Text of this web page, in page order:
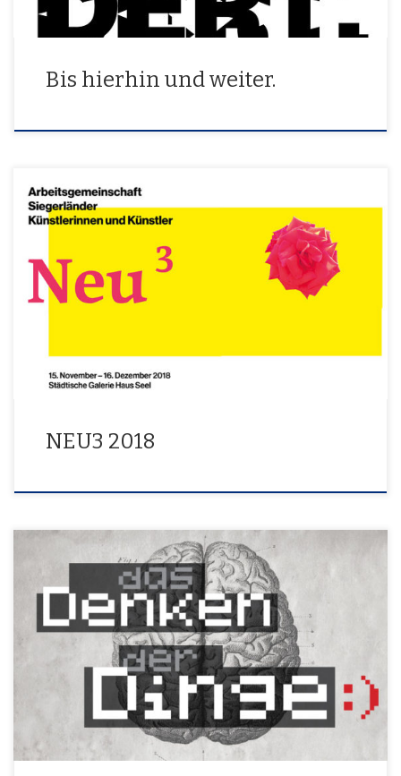
Bis hierhin und weiter.
15. November – 16. Dezember 2018
NEU3 2018
16. Mai – 7. Juni 2018